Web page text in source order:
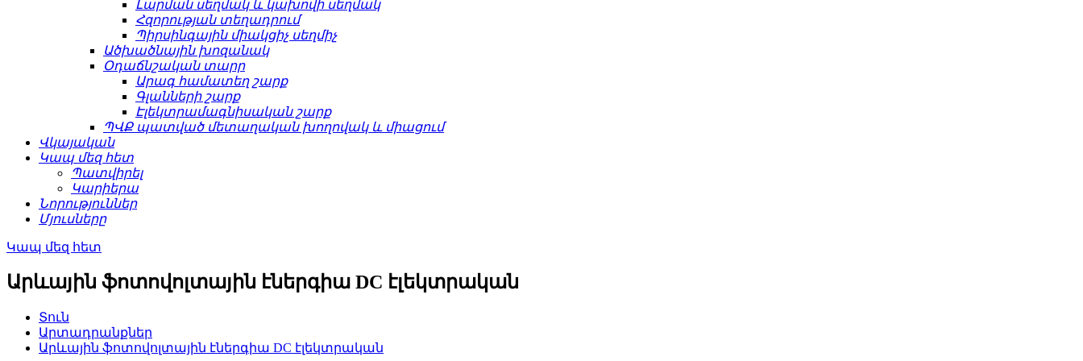
Լարման սեղմակ և կախովի սեղմակ
Հզորության տեղադրում
Պիրսինգային միակցիչ սեղմիչ
Ածխածնային խոզանակ
Օդաճնշական տարր
Արագ համատեղ շարք
Գլանների շարք
Էլեկտրամագնիսական շարք
ՊՎՔ պատված մետաղական խողովակ և միացում
Վկայական
Կապ մեզ հետ
Պատվիրել
Կարիերա
Նորություններ
Մյուսները
Կապ մեզ հետ
Արևային ֆոտովոլտային էներգիա DC էլեկտրական
Տուն
Արտադրանքներ
Արևային ֆոտովոլտային էներգիա DC էլեկտրական